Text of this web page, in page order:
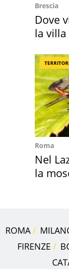
Brescia
Dove
la
Roma
Nel
la
ROMA
FIRENZE